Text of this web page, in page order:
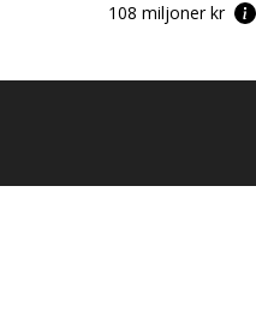
108 miljoner kr